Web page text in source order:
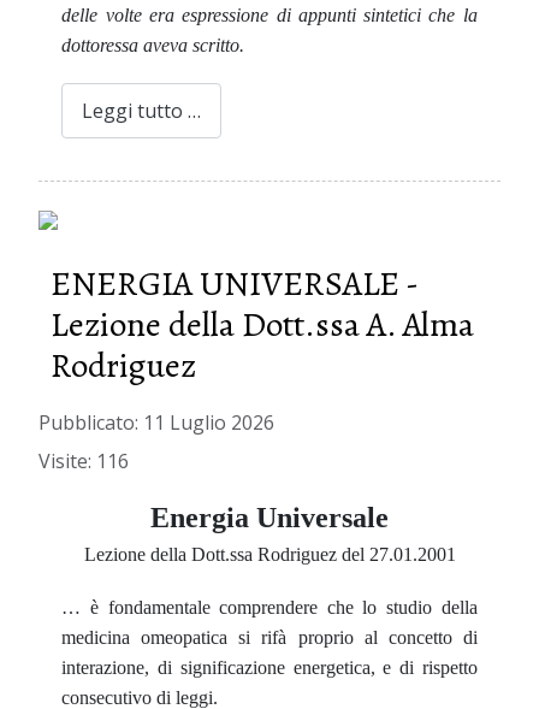
delle volte era espressione di appunti sintetici che la
dottoressa aveva scritto.
Leggi tutto …
ENERGIA UNIVERSALE -
Lezione della Dott.ssa A. Alma
Rodriguez
Pubblicato: 11 Luglio 2026
Visite: 116
Energia Universale
Lezione della Dott.ssa Rodriguez del 27.01.2001
… è fondamentale comprendere che lo studio della
medicina omeopatica si rifà proprio al concetto di
interazione, di significazione energetica, e di rispetto
consecutivo di leggi.